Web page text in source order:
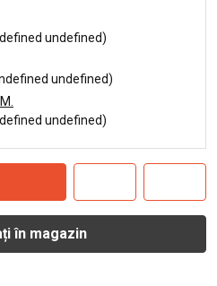
undefined)
undefined)
undefined)
în magazin